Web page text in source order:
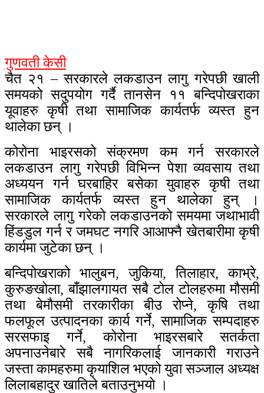
गुणवती केसी
चैत २१ – सरकारले लकडाउन लागु गरेपछी खाली
समयको सदुपयोग गर्दै तानसेन ११ बन्दिपोखराका
यूवाहरु कृषी तथा सामाजिक कार्यतर्फ व्यस्त हुन
थालेका छन् ।
कोरोना भाइरसको संक्रमण कम गर्न सरकारले
लकडाउन लागु गरेपछी विभिन्न पेशा व्यवसाय तथा
अध्ययन गर्न घरबाहिर बसेका युवाहरु कृषी तथा
सामाजिक कार्यतर्फ व्यस्त हुन थालेका हुन् ।
सरकारले लागु गरेको लकडाउनको समयमा जथाभावी
हिंडडुल गर्न र जमघट नगरि आआफ्नै खेतबारीमा कृषी
कार्यमा जुटेका छन् ।
बन्दिपोखराको भालुबन, जुकिया, तिलाहार, काभ्रे,
कुरुङखोला, बाँझालगायत सबै टोल टोलहरुमा मौसमी
तथा बेमौसमी तरकारीका बीउ रोप्ने, कृषि तथा
फलफूल उत्पादनका कार्य गर्ने, सामाजिक सम्पदाहरु
सरसफाइ गर्ने, कोरोना भाइरसबारे सतर्कता
अपनाउनेबारे सबै नागरिकलाई जानकारी गराउने
जस्ता कामहरुमा कृयाशिल भएको युवा सञ्जाल अध्यक्ष
लिलाबहादुर खातिले बताउनुभयो ।